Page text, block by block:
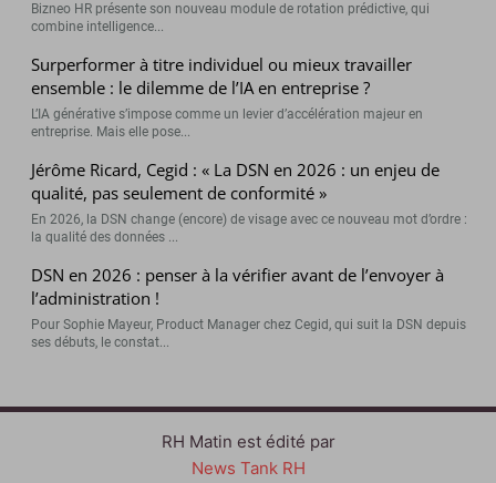
Bizneo HR présente son nouveau module de rotation prédictive, qui
combine intelligence...
Surperformer à titre individuel ou mieux travailler
ensemble : le dilemme de l’IA en entreprise ?
L’IA générative s’impose comme un levier d’accélération majeur en
entreprise. Mais elle pose...
Jérôme Ricard, Cegid : « La DSN en 2026 : un enjeu de
qualité, pas seulement de conformité »
En 2026, la DSN change (encore) de visage avec ce nouveau mot d’ordre :
la qualité des données ...
DSN en 2026 : penser à la vérifier avant de l’envoyer à
l’administration !
Pour Sophie Mayeur, Product Manager chez Cegid, qui suit la DSN depuis
ses débuts, le constat...
RH Matin est édité par
News Tank RH